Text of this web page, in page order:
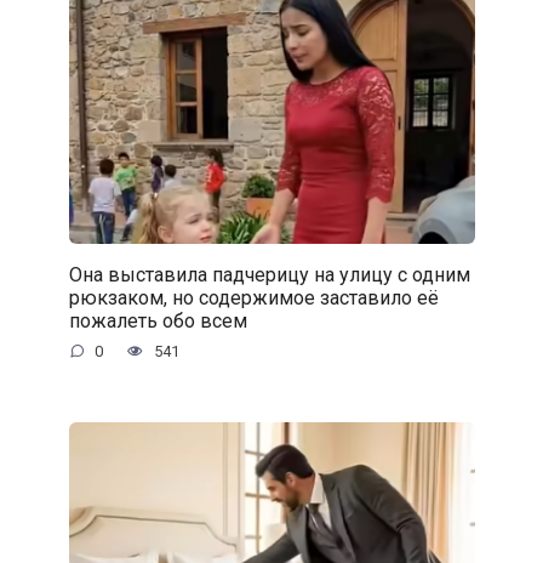
Она выставила падчерицу на улицу с одним
рюкзаком, но содержимое заставило её
пожалеть обо всем
0 541